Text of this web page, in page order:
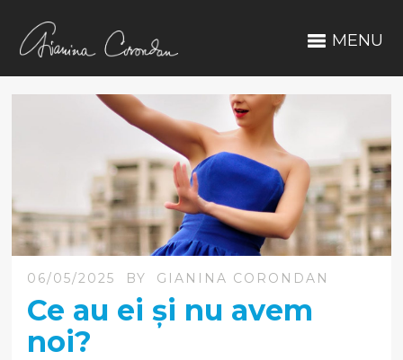
MENU
06/05/2025 BY GIANINA CORONDAN
Ce au ei și nu avem
noi?